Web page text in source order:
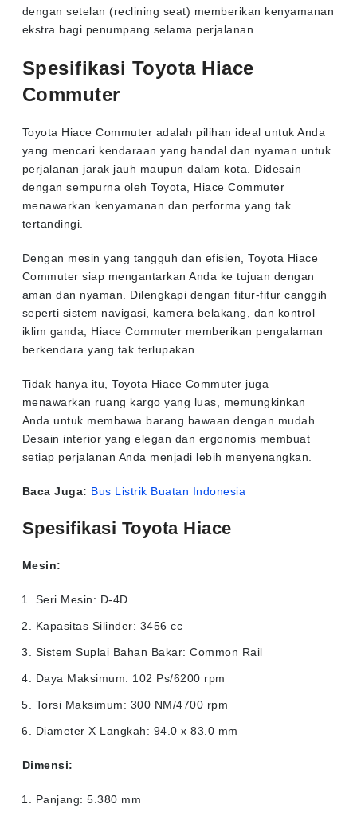
dengan setelan (reclining seat) memberikan kenyamanan
ekstra bagi penumpang selama perjalanan.
Spesifikasi Toyota Hiace
Commuter
Toyota Hiace Commuter adalah pilihan ideal untuk Anda
yang mencari kendaraan yang handal dan nyaman untuk
perjalanan jarak jauh maupun dalam kota. Didesain
dengan sempurna oleh Toyota, Hiace Commuter
menawarkan kenyamanan dan performa yang tak
tertandingi.
Dengan mesin yang tangguh dan efisien, Toyota Hiace
Commuter siap mengantarkan Anda ke tujuan dengan
aman dan nyaman. Dilengkapi dengan fitur-fitur canggih
seperti sistem navigasi, kamera belakang, dan kontrol
iklim ganda, Hiace Commuter memberikan pengalaman
berkendara yang tak terlupakan.
Tidak hanya itu, Toyota Hiace Commuter juga
menawarkan ruang kargo yang luas, memungkinkan
Anda untuk membawa barang bawaan dengan mudah.
Desain interior yang elegan dan ergonomis membuat
setiap perjalanan Anda menjadi lebih menyenangkan.
Baca Juga: Bus Listrik Buatan Indonesia
Spesifikasi Toyota Hiace
Mesin:
Seri Mesin: D-4D
Kapasitas Silinder: 3456 cc
Sistem Suplai Bahan Bakar: Common Rail
Daya Maksimum: 102 Ps/6200 rpm
Torsi Maksimum: 300 NM/4700 rpm
Diameter X Langkah: 94.0 x 83.0 mm
Dimensi:
Panjang: 5.380 mm